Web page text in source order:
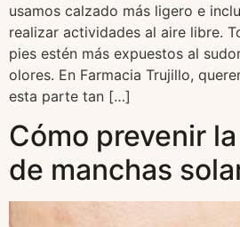
usamos calzado más ligero e
realizar actividades al aire libre.
pies estén más expuestos al
olores. En Farmacia Trujillo,
esta parte tan […]
Cómo prevenir
de manchas